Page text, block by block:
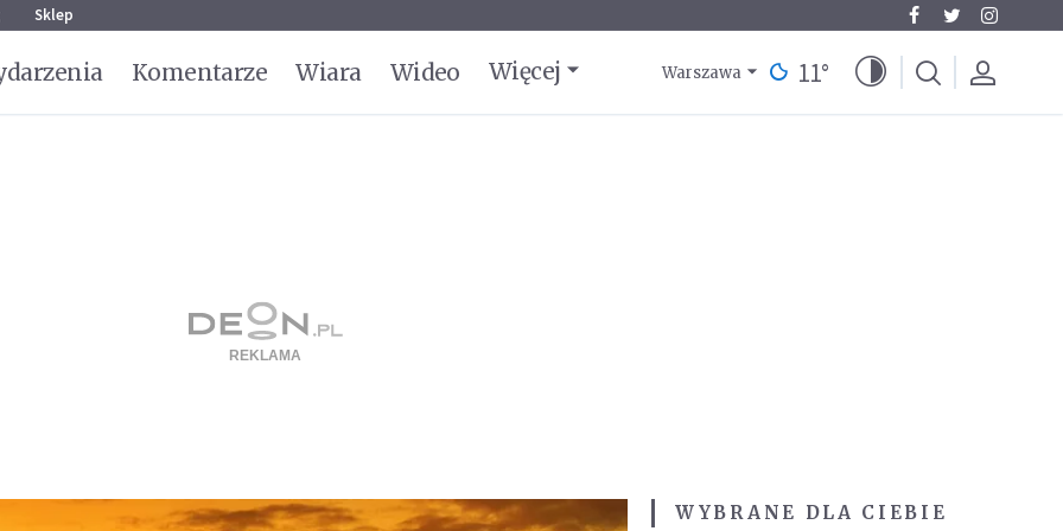
Sklep
Komentarze Wiara Wideo Więcej Warszawa 11°
WYBRANE DLA CIEBIE